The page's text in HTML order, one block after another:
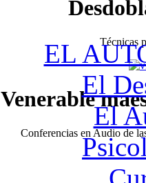
Técnicas
Venerable
Conferencias en Audio de
EL
El
El